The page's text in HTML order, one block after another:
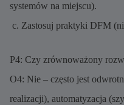
systemów na miejscu).
c. Zastosuj praktyki DFM
P4: Czy zrównoważony
O4: Nie – często jest
realizacji), automatyzacja